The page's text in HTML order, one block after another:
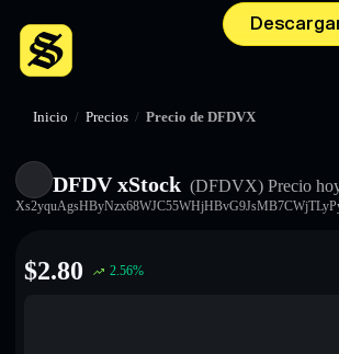
Inicio / Precios / Precio de DFDVX
DFDV xStock (DFDVX) Precio
$2.80 2.56%